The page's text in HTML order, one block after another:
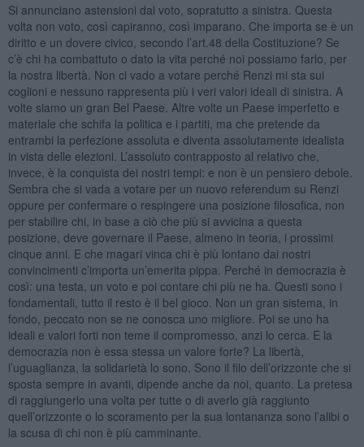
Si annunciano astensioni dal voto, sopratutto a sinistra. Questa
volta non voto, così capiranno, così imparano. Che importa se è un
diritto e un dovere civico, secondo l’art.48 della Costituzione? Se
c’è chi ha combattuto o dato la vita perché noi possiamo farlo, per
la nostra libertà. Non ci vado a votare perché Renzi mi sta sui
coglioni e nessuno rappresenta più i veri valori ideali di sinistra. A
volte siamo un gran Bel Paese. Altre volte un Paese imperfetto e
materiale che schifa la politica e i partiti, ma che pretende da
entrambi la perfezione assoluta e diventa assolutamente idealista
in vista delle elezioni. L’assoluto contrapposto al relativo che,
invece, è la conquista dei nostri tempi: e non è un pensiero debole.
Sembra che si vada a votare per un nuovo referendum su Renzi
oppure per confermare o respingere una posizione filosofica, non
per stabilire chi, in base a ciò che più si avvicina a questa
posizione, deve governare il Paese, almeno in teoria, i prossimi
cinque anni. E che magari vinca chi è più lontano dai nostri
convincimenti c’importa un’emerita pippa. Perché in democrazia è
così: una testa, un voto e poi contare chi più ne ha. Questi sono i
fondamentali, tutto il resto è il bel gioco. Non un gran sistema, in
fondo, peccato non se ne conosca uno migliore. Poi se uno ha
ideali e valori forti non teme il compromesso, anzi lo cerca. E la
democrazia non è essa stessa un valore forte? La libertà,
l’uguaglianza, la solidarietà lo sono. Sono il filo dell’orizzonte che si
sposta sempre in avanti, dipende anche da noi, quanto. La pretesa
di raggiungerlo una volta per tutte o di averlo già raggiunto
quell’orizzonte o lo scoramento per la sua lontananza sono l’alibi o
la scusa di chi non è più camminante.